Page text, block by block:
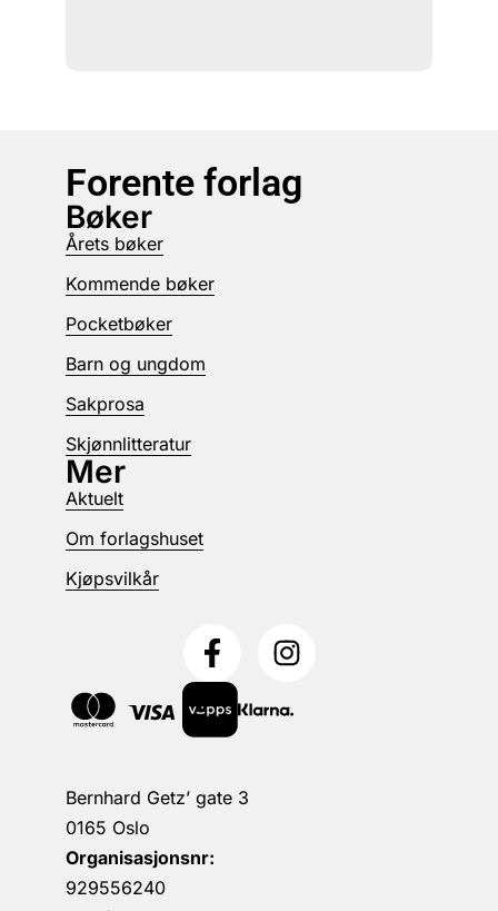
Forente forlag
Bernhard Getz’ gate 3
0165 Oslo
Organisasjonsnr:
929556240
Bøker
Årets bøker
Kommende bøker
Pocketbøker
Barn og ungdom
Sakprosa
Skjønnlitteratur
Mer
Aktuelt
Om forlagshuset
Kjøpsvilkår